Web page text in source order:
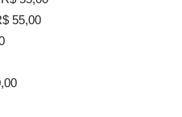
55,00